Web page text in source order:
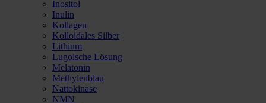
Inositol
Inulin
Kollagen
Kolloidales Silber
Lithium
Lugolsche Lösung
Melatonin
Methylenblau
Nattokinase
NMN